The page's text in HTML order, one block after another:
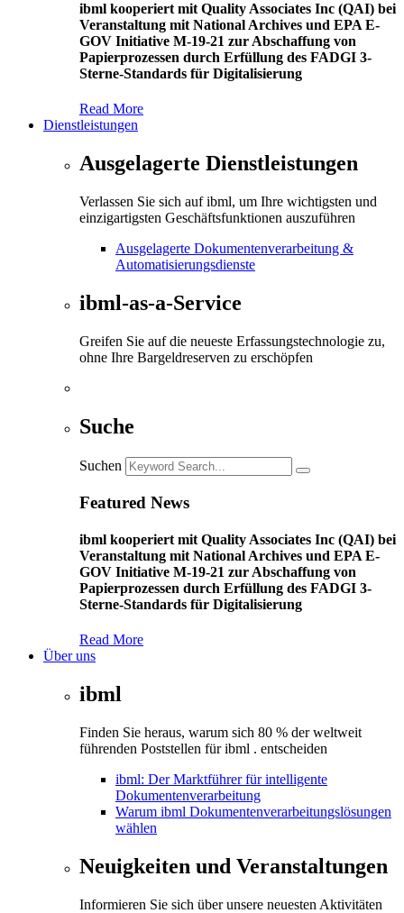
ibml kooperiert mit Quality Associates Inc (QAI) bei
Veranstaltung mit National Archives und EPA E-
GOV Initiative M-19-21 zur Abschaffung von
Papierprozessen durch Erfüllung des FADGI 3-
Sterne-Standards für Digitalisierung
Read More
Dienstleistungen
Ausgelagerte Dienstleistungen
Verlassen Sie sich auf ibml, um Ihre wichtigsten und
einzigartigsten Geschäftsfunktionen auszuführen
Ausgelagerte Dokumentenverarbeitung &
Automatisierungsdienste
ibml-as-a-Service
Greifen Sie auf die neueste Erfassungstechnologie zu,
ohne Ihre Bargeldreserven zu erschöpfen
Suche
Suchen
Featured News
ibml kooperiert mit Quality Associates Inc (QAI) bei
Veranstaltung mit National Archives und EPA E-
GOV Initiative M-19-21 zur Abschaffung von
Papierprozessen durch Erfüllung des FADGI 3-
Sterne-Standards für Digitalisierung
Read More
Über uns
ibml
Finden Sie heraus, warum sich 80 % der weltweit
führenden Poststellen für ibml . entscheiden
ibml: Der Marktführer für intelligente
Dokumentenverarbeitung
Warum ibml Dokumentenverarbeitungslösungen
wählen
Neuigkeiten und Veranstaltungen
Informieren Sie sich über unsere neuesten Aktivitäten